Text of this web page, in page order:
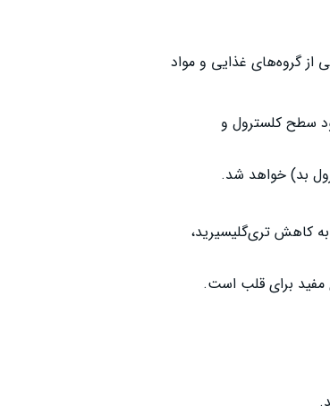
گروه‌های غذایی و مواد
سطح کلسترول و
اسیدهای چرب امگا-3 می‌باشند که منجر به کاهش تری‌گلیسیرید،
مفید برای قلب است.